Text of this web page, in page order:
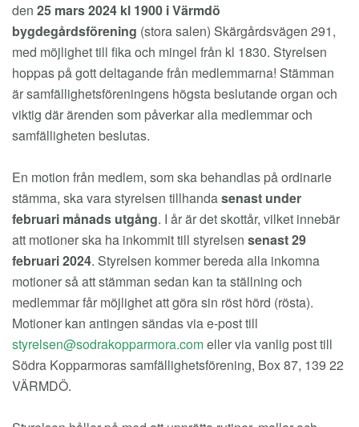
den 25 mars 2024 kl 1900 i Värmdö
bygdegårdsförening (stora salen) Skärgårdsvägen 291,
med möjlighet till fika och mingel från kl 1830. Styrelsen
hoppas på gott deltagande från medlemmarna! Stämman
är samfällighetsföreningens högsta beslutande organ och
viktig där ärenden som påverkar alla medlemmar och
samfälligheten beslutas.
En motion från medlem, som ska behandlas på ordinarie
stämma, ska vara styrelsen tillhandasenast under
februari månads utgång. I år är det skottår, vilket innebär
att motioner ska ha inkommit till styrelsen senast 29
februari 2024. Styrelsen kommer bereda alla inkomna
motioner så att stämman sedan kan ta ställning och
medlemmar får möjlighet att göra sin röst hörd (rösta).
Motioner kan antingen sändas via e-post till
eller via vanlig post till
Södra Kopparmoras samfällighetsförening, Box 87, 139 22
VÄRMDÖ.